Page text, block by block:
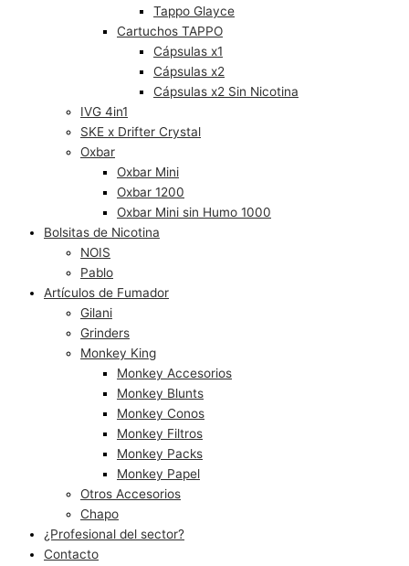
Tappo Glayce
Cartuchos TAPPO
Cápsulas x1
Cápsulas x2
Cápsulas x2 Sin Nicotina
IVG 4in1
SKE x Drifter Crystal
Oxbar
Oxbar Mini
Oxbar 1200
Oxbar Mini sin Humo 1000
Bolsitas de Nicotina
NOIS
Pablo
Artículos de Fumador
Gilani
Grinders
Monkey King
Monkey Accesorios
Monkey Blunts
Monkey Conos
Monkey Filtros
Monkey Packs
Monkey Papel
Otros Accesorios
Chapo
¿Profesional del sector?
Contacto